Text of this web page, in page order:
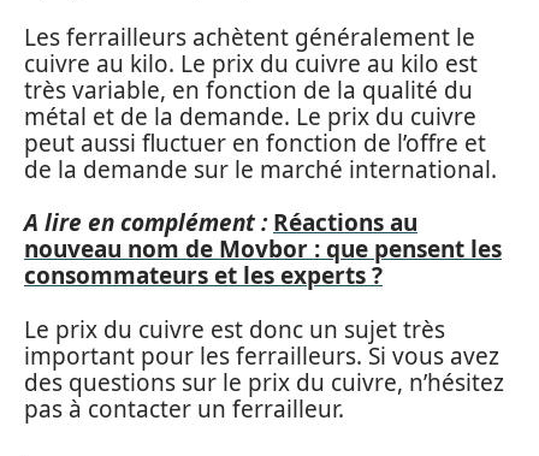
Les ferrailleurs achètent généralement le
cuivre au kilo. Le prix du cuivre au kilo est
très variable, en fonction de la qualité du
métal et de la demande. Le prix du cuivre
peut aussi fluctuer en fonction de l’offre et
de la demande sur le marché international.
A lire en complément : Réactions au
nouveau nom de Movbor : que pensent les
consommateurs et les experts ?
Le prix du cuivre est donc un sujet très
important pour les ferrailleurs. Si vous avez
des questions sur le prix du cuivre, n’hésitez
pas à contacter un ferrailleur.